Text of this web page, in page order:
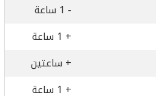
- 1 ساعة
+ 1 ساعة
+ ساعتين
+ 1 ساعة